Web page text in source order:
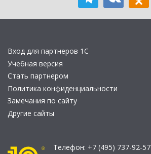
Вход для партнеров 1С
Учебная версия
Стать партнером
Политика конфиденциальности
Замечания по сайту
Другие сайты
Телефон: +7 (495) 737-92-57